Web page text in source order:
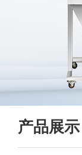
产品展示